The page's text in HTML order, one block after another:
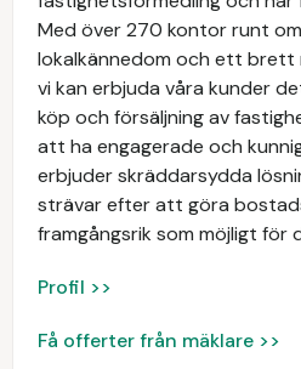
Med över 270 kontor runt om
lokalkännedom och ett brett
vi kan erbjuda våra kunder
köp och försäljning av
att ha engagerade och
erbjuder skräddarsydda
strävar efter att göra
framgångsrik som möjligt för
Profil >>
Få offerter från mäklare >>